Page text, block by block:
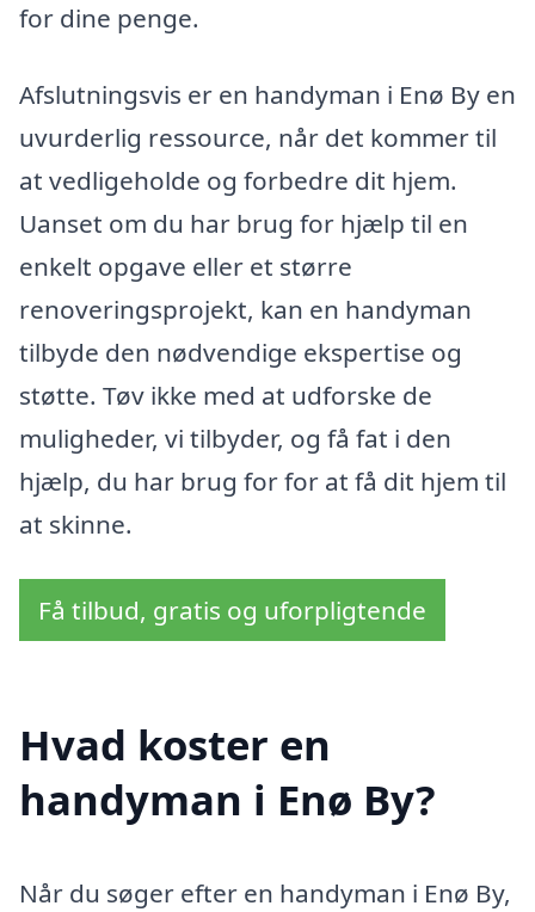
for dine penge.
Afslutningsvis er en handyman i Enø By en
uvurderlig ressource, når det kommer til
at vedligeholde og forbedre dit hjem.
Uanset om du har brug for hjælp til en
enkelt opgave eller et større
renoveringsprojekt, kan en handyman
tilbyde den nødvendige ekspertise og
støtte. Tøv ikke med at udforske de
muligheder, vi tilbyder, og få fat i den
hjælp, du har brug for for at få dit hjem til
at skinne.
Få tilbud, gratis og uforpligtende
Hvad koster en
handyman i Enø By?
Når du søger efter en handyman i Enø By,